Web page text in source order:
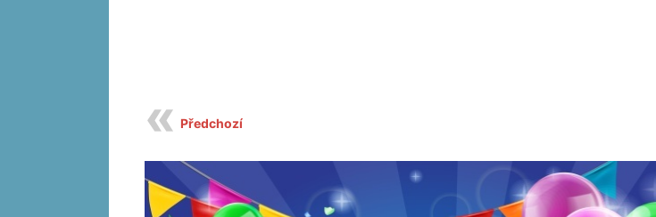
Předchozí